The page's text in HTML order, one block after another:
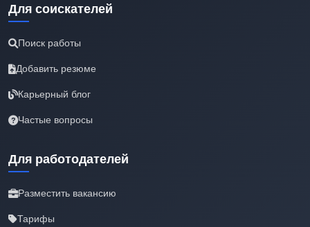
Для соискателей
Поиск работы
Добавить резюме
Карьерный блог
Частые вопросы
Для работодателей
Разместить вакансию
Тарифы